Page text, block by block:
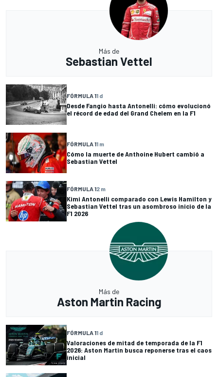
Más de
Sebastian Vettel
FÓRMULA 11 d
Desde Fangio hasta Antonelli: cómo evolucionó
el récord de edad del Grand Chelem en la F1
FÓRMULA 11 m
Cómo la muerte de Anthoine Hubert cambió a
Sebastian Vettel
FÓRMULA 12 m
Kimi Antonelli comparado con Lewis Hamilton y
Sebastian Vettel tras un asombroso inicio de la
F1 2026
Más de
Aston Martin Racing
FÓRMULA 11 d
Valoraciones de mitad de temporada de la F1
2026: Aston Martin busca reponerse tras el caos
inicial